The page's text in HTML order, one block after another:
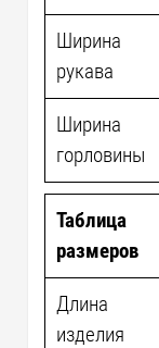
Ширина
рукава
Ширина
горловины
Таблица
размеров
Длина
изделия